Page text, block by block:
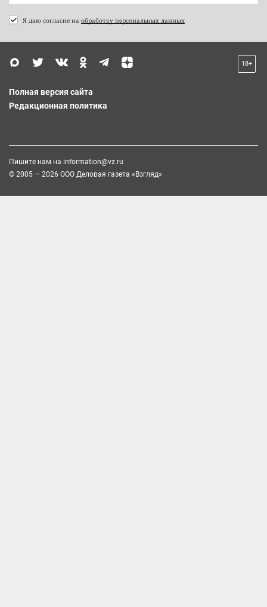
Я даю согласие на обработку персональных данных
18+
Полная версия сайта
Редакционная политика
Пишите нам на information@vz.ru
© 2005 — 2026 ООО Деловая газета «Взгляд»